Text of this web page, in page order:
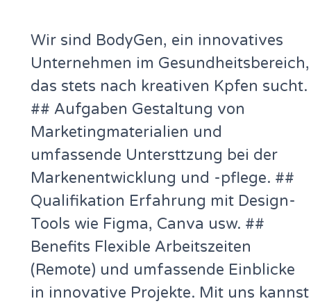
Wir sind BodyGen, ein innovatives
Unternehmen im Gesundheitsbereich,
das stets nach kreativen Kpfen sucht.
## Aufgaben Gestaltung von
Marketingmaterialien und
umfassende Untersttzung bei der
Markenentwicklung und -pflege. ##
Qualifikation Erfahrung mit Design-
Tools wie Figma, Canva usw. ##
Benefits Flexible Arbeitszeiten
(Remote) und umfassende Einblicke
in innovative Projekte. Mit uns kannst